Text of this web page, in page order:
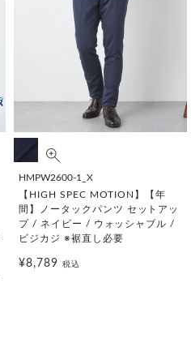
HMPW2600-1_X
【HIGH SPEC MOTION】【年
間】ノータックパンツ セットアッ
プ / ネイビー / ウォッシャブル /
ビジカジ ※裾直し必要
¥8,789 税込